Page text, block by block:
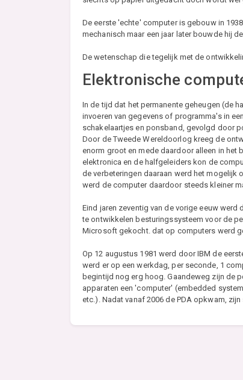
De eerste 'echte' computer is gebouw in
mechanisch maar een jaar later bouwde hij
De wetenschap die tegelijk met de
Elektronische
In de tijd dat het permanente geheugen (de
invoeren van gegevens of programma's in
schakelaartjes en ponsband, gevolgd door
Door de Tweede Wereldoorlog kreeg de
enorm groot en mede daardoor alleen in het
elektronica en de halfgeleiders kon de
de verbeteringen daaraan werd het mogelijk
werd de computer daardoor steeds kleiner
Eind jaren zeventig van de vorige eeuw
te ontwikkelen besturingssysteem voor de
Microsoft gekocht. dat op computers werd
Op 12 augustus 1981 werd door IBM de
werd er op een werkdag, per seconde, 1
begintijd nog erg hoog. Gaandeweg zijn de
apparaten een 'computer' (embedded
etc.). Nadat vanaf 2006 de PDA opkwam,